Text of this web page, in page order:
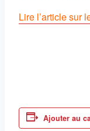
Lire l’article sur
Ajouter au